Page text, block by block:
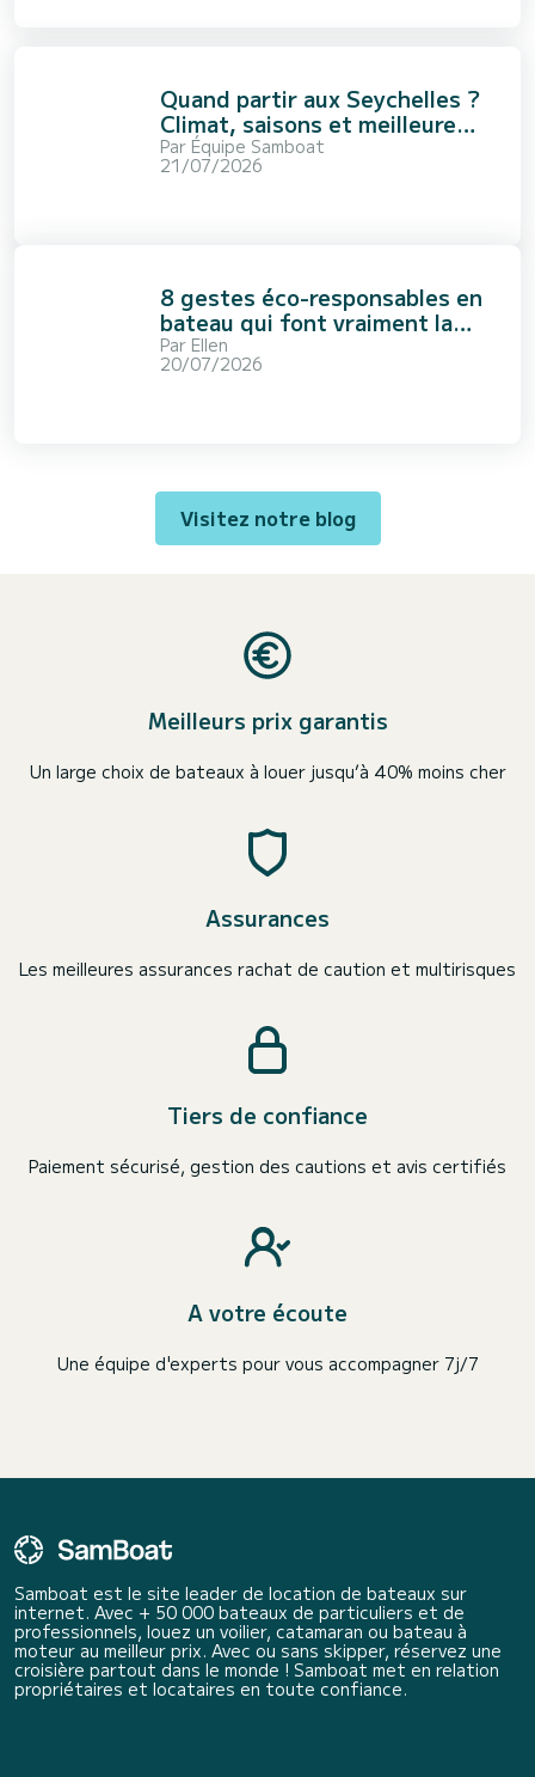
Quand partir aux Seychelles ?
Climat, saisons et meilleure
période
Par Équipe Samboat
21/07/2026
8 gestes éco-responsables en
bateau qui font vraiment la
différence
Par Ellen
20/07/2026
Visitez notre blog
Meilleurs prix garantis
Un large choix de bateaux à louer jusqu’à 40% moins cher
Assurances
Les meilleures assurances rachat de caution et multirisques
Tiers de confiance
Paiement sécurisé, gestion des cautions et avis certifiés
A votre écoute
Une équipe d'experts pour vous accompagner 7j/7
Samboat est le site leader de location de bateaux sur
internet. Avec + 50 000 bateaux de particuliers et de
professionnels, louez un voilier, catamaran ou bateau à
moteur au meilleur prix. Avec ou sans skipper, réservez une
croisière partout dans le monde ! Samboat met en relation
propriétaires et locataires en toute confiance.